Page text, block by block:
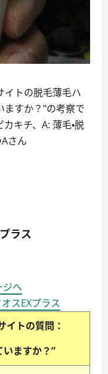
イトの脱毛薄毛ハ
ますか？”の考察で
キチ、A: 薄毛・脱
さん
ラス
ジへ
スEXプラス
イトの質問：
ますか？”